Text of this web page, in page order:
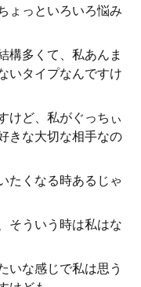
ょっといろいろ悩み
構多くて、私あんま
いタイプなんですけ
けど、私がぐっちぃ
きな大切な相手なの
たくなる時あるじゃ
そういう時は私はな
いな感じで私は思う